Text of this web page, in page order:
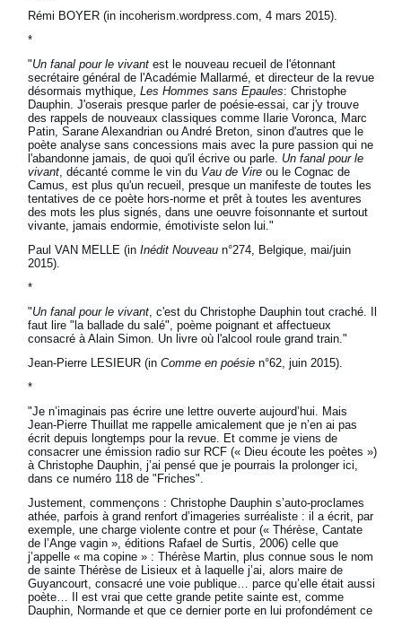
Rémi BOYER (in incoherism.wordpress.com, 4 mars 2015).
*
"Un fanal pour le vivant est le nouveau recueil de l'étonnant
secrétaire général de l'Académie Mallarmé, et directeur de la revue
désormais mythique,Les Hommes sans Epaules: Christophe
Dauphin. J'oserais presque parler de poésie-essai, car j'y trouve
des rappels de nouveaux classiques comme Ilarie Voronca, Marc
Patin, Sarane Alexandrian ou André Breton, sinon d'autres que le
poète analyse sans concessions mais avec la pure passion qui ne
l'abandonne jamais, de quoi qu'il écrive ou parle. Un fanal pour le
vivant, décanté comme le vin du Vau de Vire ou le Cognac de
Camus, est plus qu'un recueil, presque un manifeste de toutes les
tentatives de ce poète hors-norme et prêt à toutes les aventures
des mots les plus signés, dans une oeuvre foisonnante et surtout
vivante, jamais endormie, émotiviste selon lui."
Paul VAN MELLE (inInédit Nouveau n°274, Belgique, mai/juin
2015).
*
"Un fanal pour le vivant, c'est du Christophe Dauphin tout craché. Il
faut lire "la ballade du salé", poème poignant et affectueux
consacré à Alain Simon. Un livre où l'alcool roule grand train."
Jean-Pierre LESIEUR (inComme en poésie n°62, juin 2015).
*
"Je n’imaginais pas écrire une lettre ouverte aujourd’hui. Mais
Jean-Pierre Thuillat me rappelle amicalement que je n’en ai pas
écrit depuis longtemps pour la revue. Et comme je viens de
consacrer une émission radio sur RCF (« Dieu écoute les poètes »)
à Christophe Dauphin, j’ai pensé que je pourrais la prolonger ici,
dans ce numéro 118 de "Friches".
Justement, commençons : Christophe Dauphin s’auto-proclames
athée, parfois à grand renfort d’imageries surréaliste : il a écrit, par
exemple, une charge violente contre et pour (« Thérèse, Cantate
de l’Ange vagin », éditions Rafael de Surtis, 2006) celle que
j’appelle « ma copine » : Thérèse Martin, plus connue sous le nom
de sainte Thérèse de Lisieux et à laquelle j’ai, alors maire de
Guyancourt, consacré une voie publique… parce qu’elle était aussi
poète… Il est vrai que cette grande petite sainte est, comme
Dauphin, Normande et que ce dernier porte en lui profondément ce